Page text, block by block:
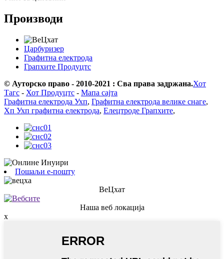
Производи
Царбуризер
Графитна електрода
Грапхите Продуцтс
© Ауторско право - 2010-2021 : Сва права задржана.Хот
Тагс - Хот Продуцтс - Мапа сајта
Графитна електрода Ухп, Графитна електрода велике снаге,
Хп Ухп графитна електрода, Елецтроде Грапхите,
Пошаљи е-пошту
ВеЦхат
Наша веб локација
x